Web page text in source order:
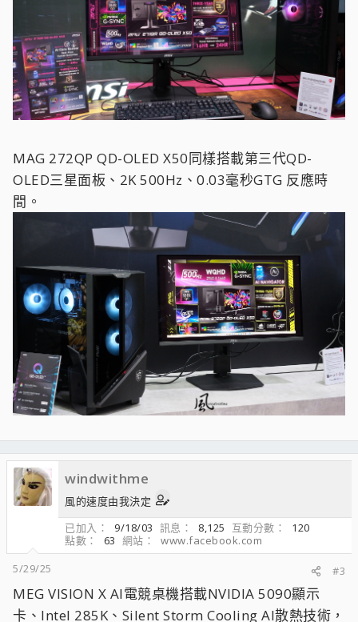
MAG 272QP QD-OLED X50同樣搭載第三代QD-
OLED三星面板、2K 500Hz、0.03毫秒GTG 反應時
間。
windwithme
風的速度由我決定
已加入
9/18/03 訊息 8,125 互動分數
120
點數
63 網站
www.facebook.com
5/29/25
#3
MEG VISION X AI電競桌機搭載NVIDIA 5090顯示
卡、Intel 285K、Silent Storm Cooling AI散熱技術，